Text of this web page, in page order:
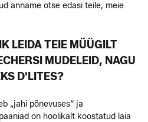
anname otse edasi teile, meie
LEIDA TEIE MÜÜGILT
MUDELEID, NAGU
D'LITES?
„jahi põnevuses“ ja
on hoolikalt koostatud laia